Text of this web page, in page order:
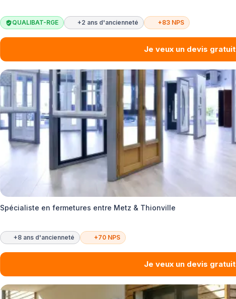
QUALIBAT-RGE +2 ans d'ancienneté +83 NPS
Je veux un devis gratuit
Spécialiste en fermetures entre Metz & Thionville
+8 ans d'ancienneté +70 NPS
Je veux un devis gratuit